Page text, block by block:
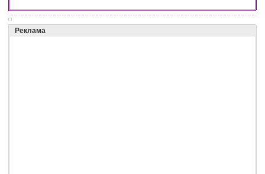
Реклама